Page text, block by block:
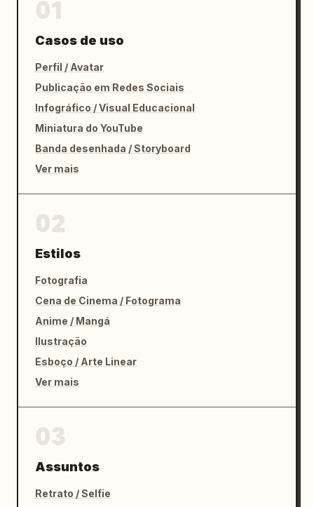
Casos de uso
Perfil / Avatar
Publicação em Redes Sociais
Infográfico / Visual Educacional
Miniatura do YouTube
Banda desenhada / Storyboard
Ver mais
Estilos
Fotografia
Cena de Cinema / Fotograma
Anime / Mangá
Ilustração
Esboço / Arte Linear
Ver mais
Assuntos
Retrato / Selfie